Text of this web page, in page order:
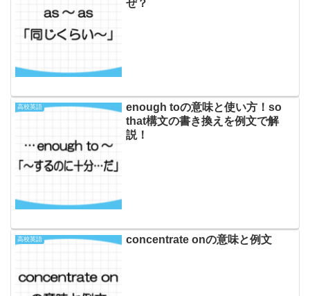
ぜ？
高校英語
enough toの意味と使い方！so
that構文の書き換えを例文で解
説！
高校英語 concentrate onの意味と例文